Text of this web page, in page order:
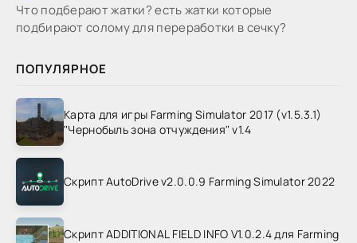
Что подберают жатки? есть жатки которые
подбирают солому для переработки в сечку?
ПОПУЛЯРНОЕ
Карта для игры Farming Simulator 2017 (v1.5.3.1)
"Чернобыль зона отчуждения" v1.4
Скрипт AutoDrive v2.0.0.9 Farming Simulator 2022
Скрипт ADDITIONAL FIELD INFO V1.0.2.4 для Farming